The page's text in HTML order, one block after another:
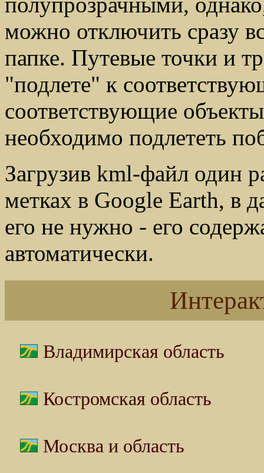
можно отключить сразу
папке. Путевые точки и
"подлете" к
соответствующие
необходимо подлететь
Загрузив kml-файл один
метках в Google Earth, в
его не нужно - его
автоматически.
Владимирская область
Костромская область
Москва и область